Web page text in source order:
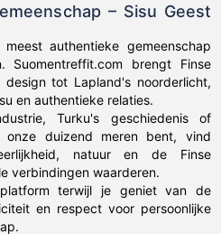
– Sisu Geest
authentieke gemeenschap
Suomentreffit.com brengt Finse
design tot Lapland's noorderlicht,
en authentieke relaties.
Turku's geschiedenis of
onze duizend meren bent, vind
natuur en de Finse
verbindingen waarderen.
terwijl je geniet van de
en respect voor persoonlijke